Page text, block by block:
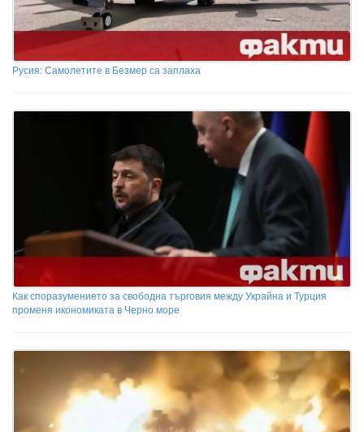
Русия: Самолетите в Безмер са заплаха
Как споразумението за свободна търговия между Украйна и Турция
променя икономиката в Черно море